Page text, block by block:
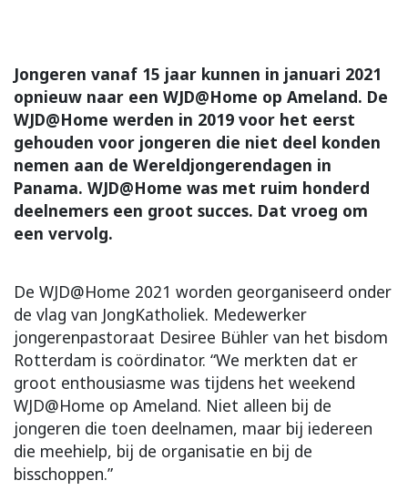
Jongeren vanaf 15 jaar kunnen in januari 2021
opnieuw naar een WJD@Home op Ameland. De
WJD@Home werden in 2019 voor het eerst
gehouden voor jongeren die niet deel konden
nemen aan de Wereldjongerendagen in
Panama. WJD@Home was met ruim honderd
deelnemers een groot succes. Dat vroeg om
een vervolg.
De WJD@Home 2021 worden georganiseerd onder
de vlag van JongKatholiek. Medewerker
jongerenpastoraat Desiree Bühler van het bisdom
Rotterdam is coördinator. “We merkten dat er
groot enthousiasme was tijdens het weekend
WJD@Home op Ameland. Niet alleen bij de
jongeren die toen deelnamen, maar bij iedereen
die meehielp, bij de organisatie en bij de
bisschoppen.”